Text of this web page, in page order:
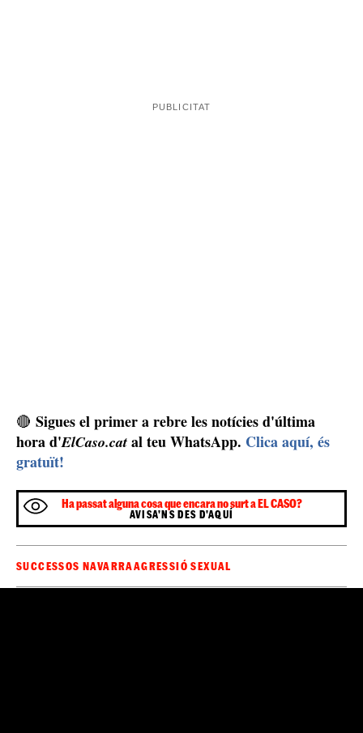
🔴 Sigues el primer a rebre les notícies d'última
hora d'ElCaso.cat al teu WhatsApp. Clica aquí, és
gratuït!
Ha passat alguna cosa que encara no surt a EL CASO?
AVISA'NS DES D'AQUÍ
SUCCESSOS NAVARRAAGRESSIÓ SEXUAL